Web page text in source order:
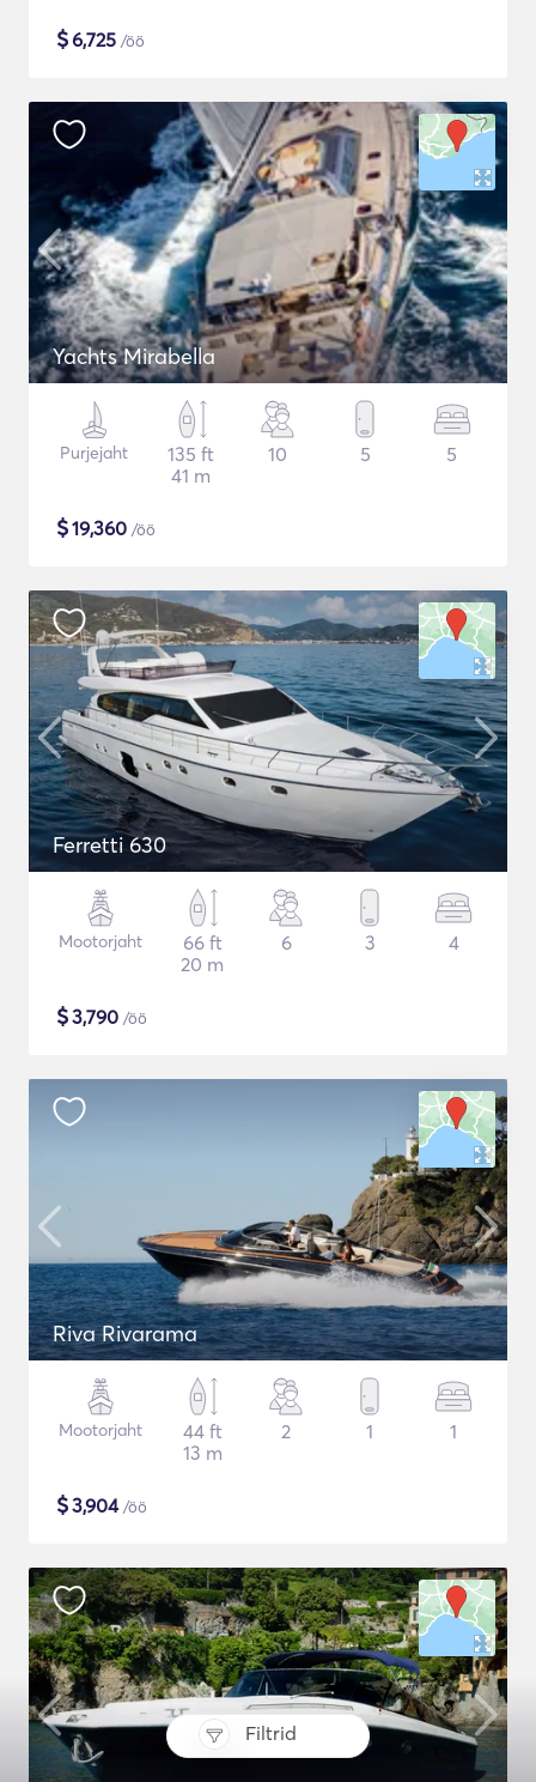
Filtrid
$6,725 /öö
Yachts Mirabella
Purjejaht
135 ft
41 m
10 5 5
$19,360 /öö
Ferretti 630
Mootorjaht
66 ft
20 m
6 3 4
$3,790 /öö
Riva Rivarama
Mootorjaht
44 ft
13 m
2 1 1
$3,904/öö